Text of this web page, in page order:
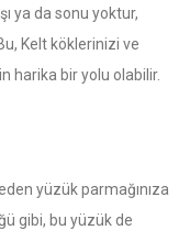
ya da sonu yoktur,
Kelt köklerinizi ve
harika bir yolu olabilir.
yüzük parmağınıza
gibi, bu yüzük de